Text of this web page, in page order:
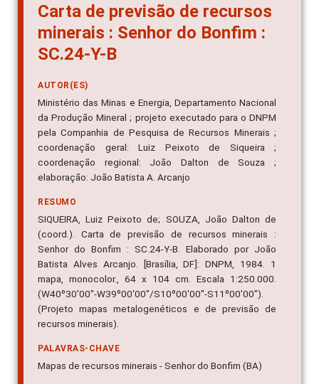
Carta de previsão de recursos
minerais : Senhor do Bonfim :
SC.24-Y-B
AUTOR(ES)
Ministério das Minas e Energia, Departamento Nacional
da Produção Mineral ; projeto executado para o DNPM
pela Companhia de Pesquisa de Recursos Minerais ;
coordenação geral: Luiz Peixoto de Siqueira ;
coordenação regional: João Dalton de Souza ;
elaboração: João Batista A. Arcanjo
RESUMO
SIQUEIRA, Luiz Peixoto de; SOUZA, João Dalton de
(coord.). Carta de previsão de recursos minerais :
Senhor do Bonfim : SC.24-Y-B. Elaborado por João
Batista Alves Arcanjo. [Brasília, DF]: DNPM, 1984. 1
mapa, monocolor., 64 x 104 cm. Escala 1:250.000.
(W40º30'00"-W39º00'00"/S10º00'00"-S11º00'00").
(Projeto mapas metalogenéticos e de previsão de
recursos minerais).
PALAVRAS-CHAVE
Mapas de recursos minerais - Senhor do Bonfim (BA)